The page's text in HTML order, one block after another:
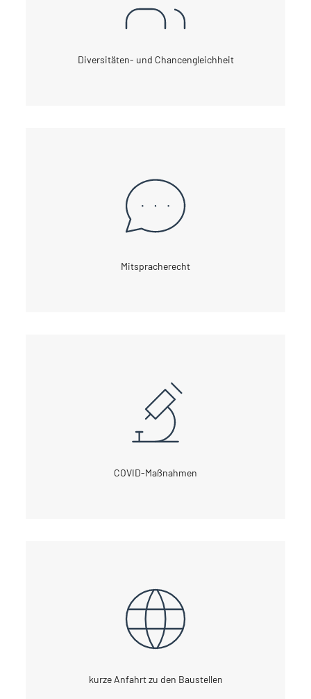
Diversitäten- und Chancengleichheit
Mitspracherecht
COVID-Maßnahmen
kurze Anfahrt zu den Baustellen